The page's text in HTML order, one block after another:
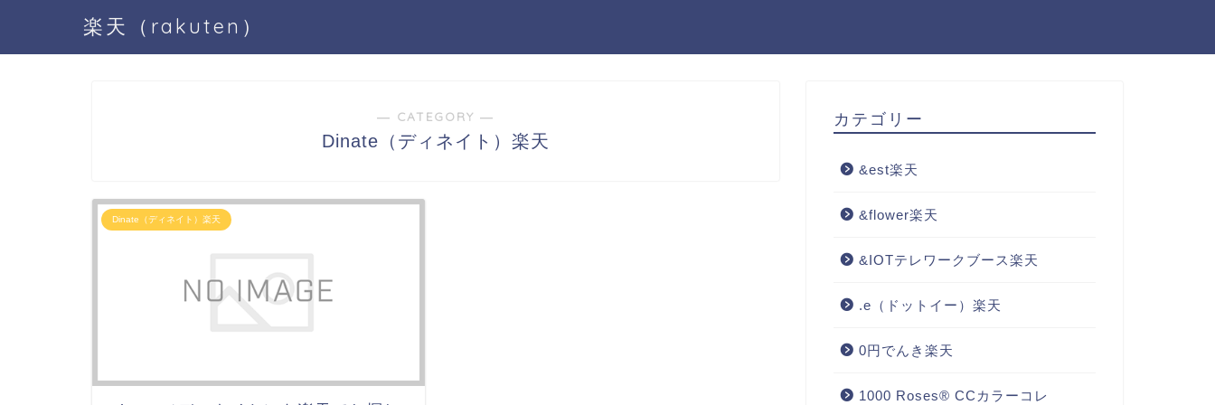
楽天（rakuten）
― CATEGORY ―
Dinate（ディネイト）楽天
Dinate（ディネイト）楽天
カテゴリー
&est楽天
&flower楽天
&IOTテレワークブース楽天
.e（ドットイー）楽天
0円でんき楽天
1000 Roses® CCカラーコレ